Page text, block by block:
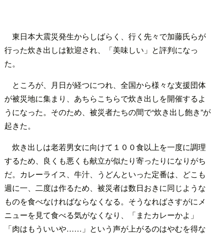
東日本大震災発生からしばらく、行く先々で加藤氏らが
行った炊き出しは歓迎され、「美味しい」と評判になっ
た。
ところが、月日が経つにつれ、全国から様々な支援団体
が被災地に集まり、あちらこちらで炊き出しを開催するよ
うになった。そのため、被災者たちの間で“炊き出し飽き”が
起きた。
炊き出しは老若男女に向けて１００食以上を一度に調理
するため、良くも悪くも献立が似たり寄ったりになりがち
だ。カレーライス、牛汁、うどんといった定番は、どこも
週に一、二度は作るため、被災者は数日おきに同じような
ものを食べなければならなくなる。そうなればさすがにメ
ニューを見て食べる気がなくなり、「またカレーかよ」
「肉はもういいや……」という声が上がるのはやむを得な